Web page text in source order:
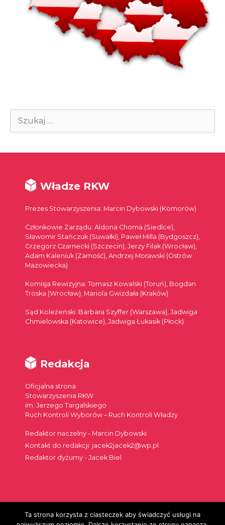
Szukaj:
Władze RKW
Prezes Stowarzyszenia: Marcin Dybowski (Komorów)
Członkowie Zarządu: Aldona Choma (Siedlce),
Sławomir Stańczuk (Suwałki), Paweł Milla (Bydgoszcz),
Grzegorz Czarnecki (Szczecin), Jerzy Filak (Wrocław),
Adam Kaleniuk (Zamość), Andrzej Morawski (Ostrów
Mazowiecka)
Komisja Rewizyjna: Tomasz Kowalski (Toruń), Bogdan
Troska (Wrocław), Mariola Gwizdała (Kraków)
Sąd Koleżeński: Barbara Szyffer (Warszawa), Jadwiga
Chmielowska (Katowice), Jadwiga Łukasik (Płock)
Redakcja
Oficjalna strona
Stowarzyszenia RKW
im. Jerzego Targalskiego
Ruch Kontroli Wyborów – Ruch Kontroli Władzy
Redaktor naczelny - Marcin Dybowski
Kontakt do redakcji: jacek2jacek2@wp.pl
Redaktor dyżurny - Jacek Biel
Ta strona korzysta z ciasteczek aby świadczyć usługi na